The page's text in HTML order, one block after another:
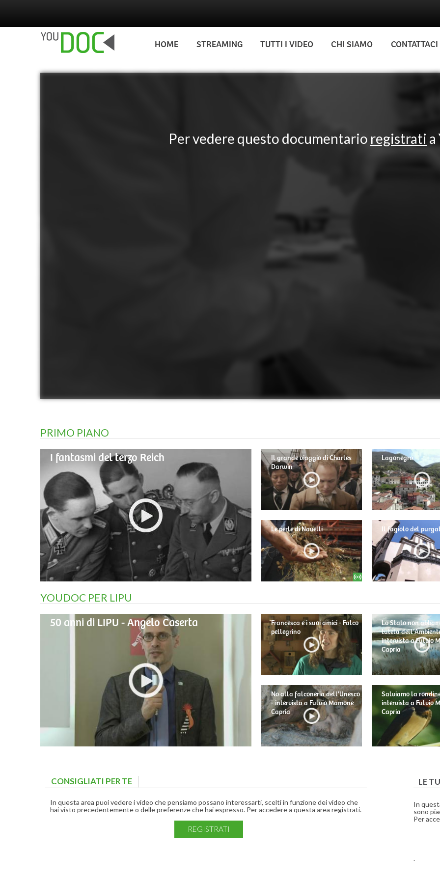
HOME STREAMING TUTTI I VIDEO CHI SIAMO CONTATTACI
Per vedere questo documentario registrati a
PRIMO PIANO
I fantasmi del terzo Reich
Il grande viaggio di Charles
Darwin
Le perle di Navelli
Lagonegro
Il fagiolo del
YOUDOC PER LIPU
50 anni di LIPU - Angelo Caserta
Francesca e i suoi amici - Falco
pellegrino
No alla falconeria dell'Unesco
- intervista a Fulvio Mamone
Capria
Lo Stato non
tutela
intervista a Fulvio
Capria
Salviamo la
intervista a Fulvio
Capria
CONSIGLIATI PER TE
In questa area puoi vedere i video che pensiamo possano interessarti, scelti in funzione dei video che
hai visto precedentemente o delle preferenze che hai espresso. Per accedere a questa area registrati.
REGISTRATI
LE
In
sono
Per
.